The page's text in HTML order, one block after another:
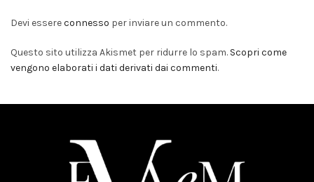
Devi essereconnesso per inviare un commento.
Questo sito utilizza Akismet per ridurre lo spam. Scopri come
vengono elaborati i dati derivati dai commenti.